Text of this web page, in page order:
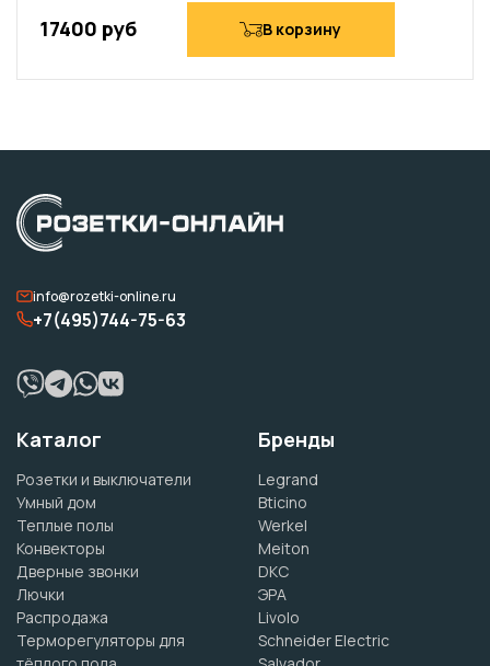
17400 руб В корзину
info@rozetki-online.ru
+7(495)744-75-63
Каталог
Розетки и выключатели
Умный дом
Теплые полы
Конвекторы
Дверные звонки
Лючки
Распродажа
Терморегуляторы для
Бренды
Legrand
Bticino
Werkel
Meiton
DKC
ЭРА
Livolo
Schneider Electric